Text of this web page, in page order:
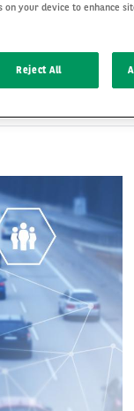
23 Jun 2022, by
on your device to enhance
Reject All